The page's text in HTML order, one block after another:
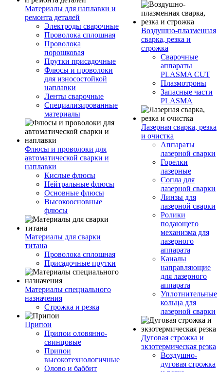
Материалы для наплавки и
ремонта деталей
Электроды сварочные
Проволока сплошная
Проволока
порошковая
Прутки присадочные
Флюсы и проволоки
для износостойкой
наплавки
Ленты сварочные
Специализированные
материалы
Флюсы и проволоки для
автоматической сварки и
наплавки
Кислые флюсы
Нейтральные флюсы
Основные флюсы
Высокоосновные
флюсы
Материалы для сварки
титана
Проволока сплошная
Присадочные прутки
Материалы специального
назначения
Строжка и резка
Припои
Припои оловянно-
свинцовые
Припои
высокотехнологичные
Олово и баббит
Воздушно-плазменная
сварка, резка и
строжка
Сварочные
аппараты
PLASMA CUT
Плазмотроны
Запасные части
PLASMA
Лазерная сварка, резка
и очистка
Аппараты
лазерной сварки
Горелки
лазерные
Сопла для
лазерной сварки
Линзы для
лазерной сварки
Ролики
подающего
механизма для
лазерного
аппарата
Каналы
направляющие
для лазерного
аппарата
Уплотнительные
кольца для
лазерной сварки
Дуговая строжка и
экзотермическая резка
Воздушно-
дуговая строжка